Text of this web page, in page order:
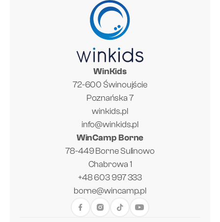
WinKids
72-600 Świnoujście
Poznańska 7
winkids.pl
info@winkids.pl
WinCamp Borne
78-449 Borne Sulinowo
Chabrowa 1
+48 603 997 333
borne@wincamp.pl